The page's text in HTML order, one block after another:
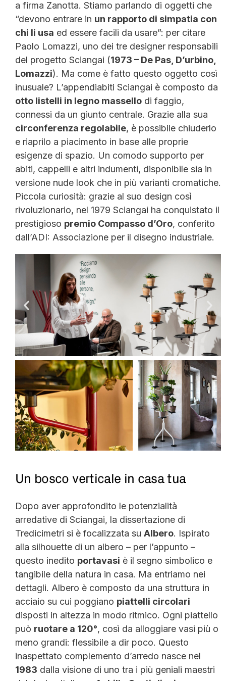
a firma Zanotta. Stiamo parlando di oggetti che
“devono entrare in un rapporto di simpatia con
chi li usa ed essere facili da usare”: per citare
Paolo Lomazzi, uno dei tre designer responsabili
del progetto Sciangai (1973 – De Pas, D’urbino,
Lomazzi). Ma come è fatto questo oggetto così
inusuale? L’appendiabiti Sciangai è composto da
otto listelli in legno massello di faggio,
connessi da un giunto centrale. Grazie alla sua
circonferenza regolabile, è possibile chiuderlo
e riaprilo a piacimento in base alle proprie
esigenze di spazio. Un comodo supporto per
abiti, cappelli e altri indumenti, disponibile sia in
versione nude look che in più varianti cromatiche.
Piccola curiosità: grazie al suo design così
rivoluzionario, nel 1979 Sciangai ha conquistato il
prestigioso premio Compasso d’Oro, conferito
dall’ADI: Associazione per il disegno industriale.
Un bosco verticale in casa tua
Dopo aver approfondito le potenzialità
arredative di Sciangai, la dissertazione di
Tredicimetri si è focalizzata su Albero. Ispirato
alla silhouette di un albero – per l’appunto –
questo inedito portavasi è il segno simbolico e
tangibile della natura in casa. Ma entriamo nei
dettagli. Albero è composto da una struttura in
acciaio su cui poggiano piattelli circolari
disposti in altezza in modo ritmico. Ogni piattello
può ruotare a 120°, così da alloggiare vasi più o
meno grandi: flessibile a dir poco. Questo
inaspettato complemento d’arredo nasce nel
1983 dalla visione di uno tra i più geniali maestri